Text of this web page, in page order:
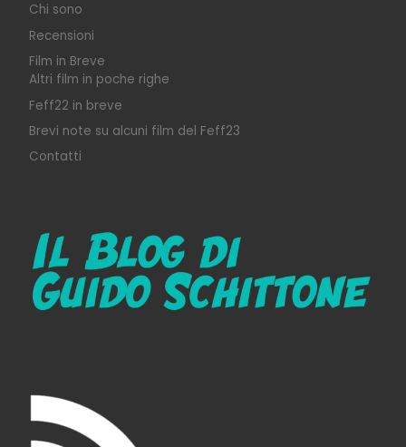
Chi sono
Recensioni
Film in Breve
Altri film in poche righe
Feff22 in breve
Brevi note su alcuni film del Feff23
Contatti